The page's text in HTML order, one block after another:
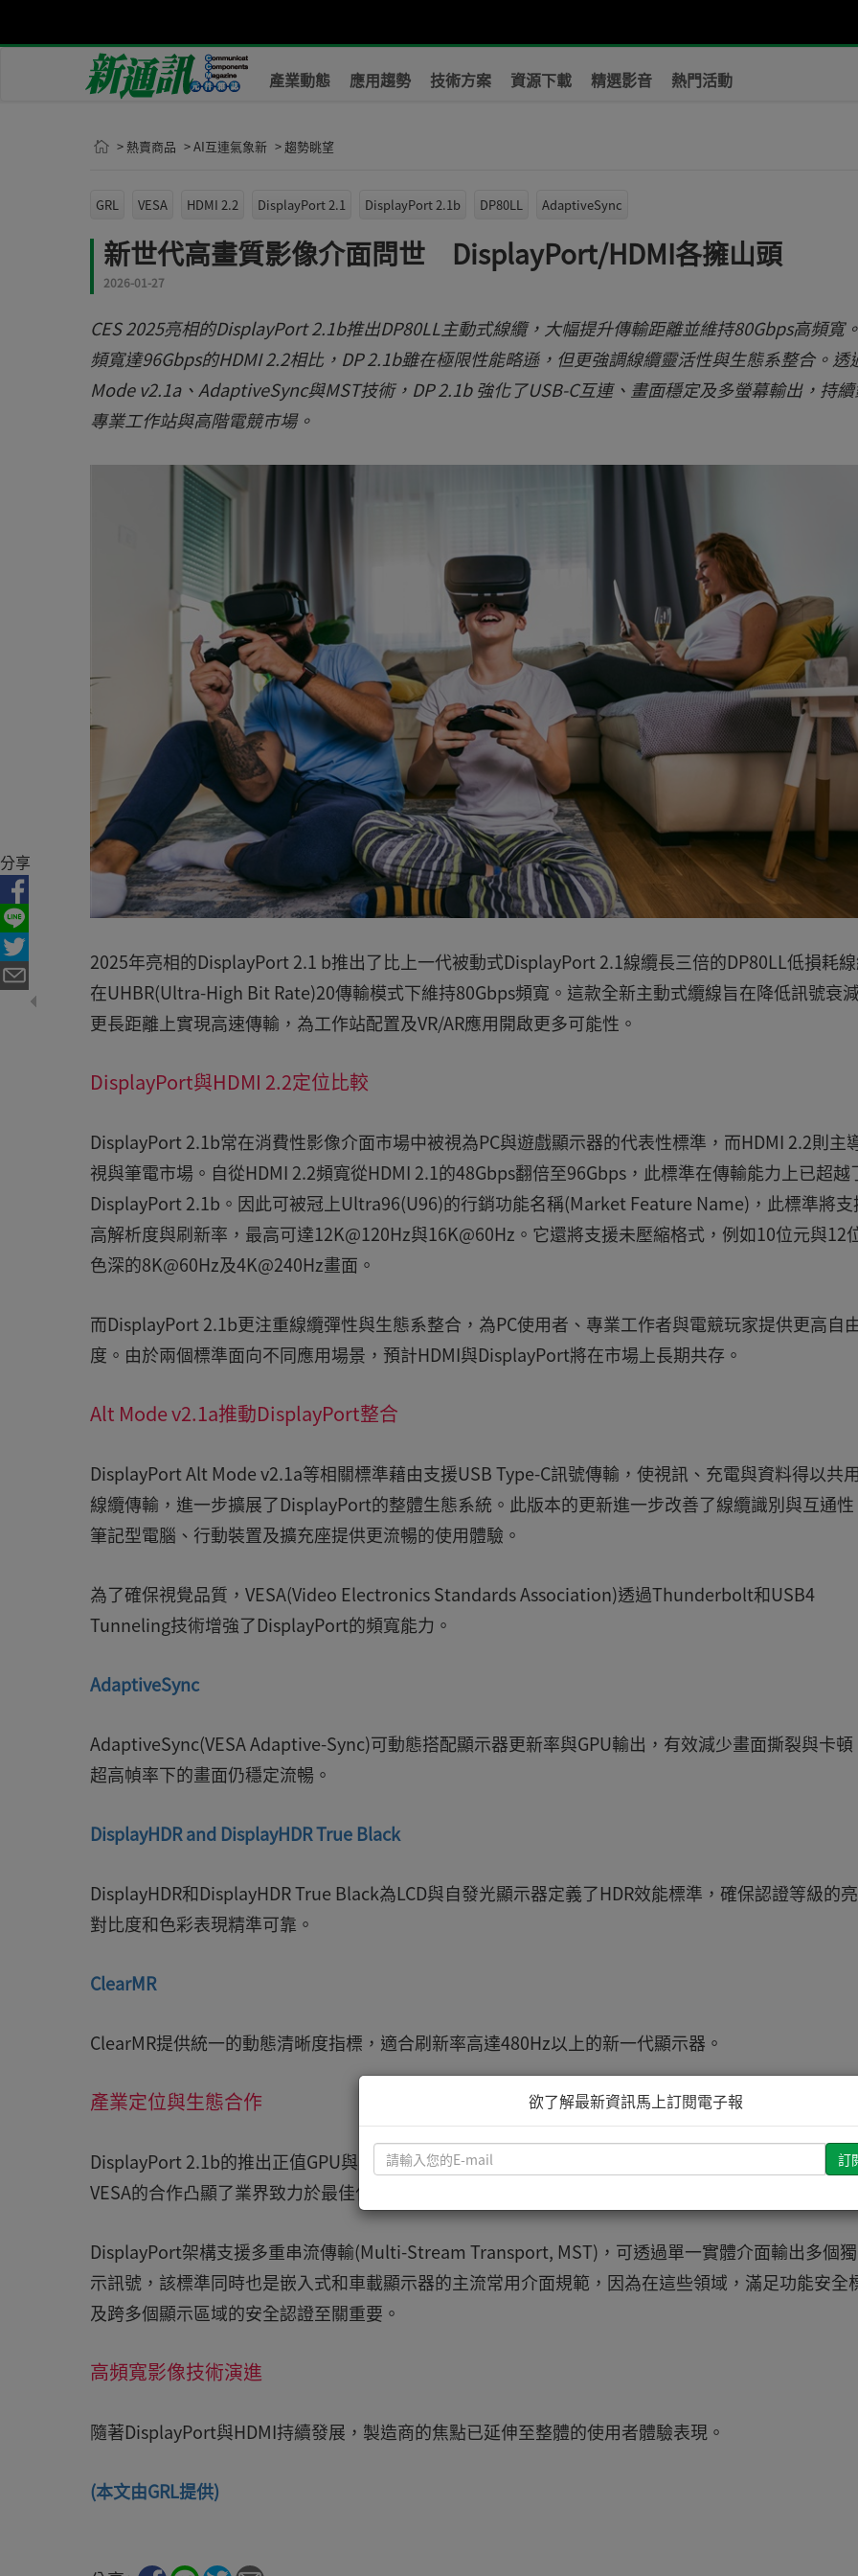
產業動態 應用趨勢 技術方案 資源下載 精選影音 熱門活動
> 熱賣商品 > AI互連氣象新 > 趨勢眺望
GRL VESA HDMI 2.2 DisplayPort 2.1 DisplayPort 2.1b DP80LL AdaptiveSync
新世代高畫質影像介面問世 DisplayPort/HDMI各擁山頭
2026-01-27
CES 2025亮相的DisplayPort 2.1b推出DP80LL主動式線纜，大幅提升傳輸距離並維持80Gbps高頻寬
頻寬達96Gbps的HDMI 2.2相比，DP 2.1b雖在極限性能略遜，但更強調線纜靈活性與生態系整合。透
Mode v2.1a、AdaptiveSync與MST技術，DP 2.1b 強化了USB-C互連、畫面穩定及多螢幕輸出，持
專業工作站與高階電競市場。
2025年亮相的DisplayPort 2.1 b推出了比上一代被動式DisplayPort 2.1線纜長三倍的DP80LL低損耗線
在UHBR(Ultra-High Bit Rate)20傳輸模式下維持80Gbps頻寬。這款全新主動式纜線旨在降低訊號衰
更長距離上實現高速傳輸，為工作站配置及VR/AR應用開啟更多可能性。
DisplayPort與HDMI 2.2定位比較
DisplayPort 2.1b常在消費性影像介面市場中被視為PC與遊戲顯示器的代表性標準，而HDMI 2.2則主
視與筆電市場。自從HDMI 2.2頻寬從HDMI 2.1的48Gbps翻倍至96Gbps，此標準在傳輸能力上已超越
DisplayPort 2.1b。因此可被冠上Ultra96(U96)的行銷功能名稱(Market Feature Name)，此標準將支
高解析度與刷新率，最高可達12K@120Hz與16K@60Hz。它還將支援未壓縮格式，例如10位元與12
色深的8K@60Hz及4K@240Hz畫面。
而DisplayPort 2.1b更注重線纜彈性與生態系整合，為PC使用者、專業工作者與電競玩家提供更高自
度。由於兩個標準面向不同應用場景，預計HDMI與DisplayPort將在市場上長期共存。
Alt Mode v2.1a推動DisplayPort整合
DisplayPort Alt Mode v2.1a等相關標準藉由支援USB Type-C訊號傳輸，使視訊、充電與資料得以共
線纜傳輸，進一步擴展了DisplayPort的整體生態系統。此版本的更新進一步改善了線纜識別與互通
筆記型電腦、行動裝置及擴充座提供更流暢的使用體驗。
為了確保視覺品質，VESA(Video Electronics Standards Association)透過Thunderbolt和USB4
Tunneling技術增強了DisplayPort的頻寬能力。
AdaptiveSync
AdaptiveSync(VESA Adaptive-Sync)可動態搭配顯示器更新率與GPU輸出，有效減少畫面撕裂與卡頓
超高幀率下的畫面仍穩定流暢。
DisplayHDR and DisplayHDR True Black
DisplayHDR和DisplayHDR True Black為LCD與自發光顯示器定義了HDR效能標準，確保認證等級的亮
對比度和色彩表現精準可靠。
ClearMR
ClearMR提供統一的動態清晰度指標，適合刷新率高達480Hz以上的新一代顯示器。
產業定位與生態合作
DisplayPort 2.1b的推出正值GPU與顯示器競相支援下一代遊戲及專業工作流程的關鍵時期。NVIDIA
VESA的合作凸顯了業界致力於最佳化GPU與DP80LL線纜UHBR20的決心。
DisplayPort架構支援多重串流傳輸(Multi-Stream Transport, MST)，可透過單一實體介面輸出多個
示訊號，該標準同時也是嵌入式和車載顯示器的主流常用介面規範，因為在這些領域，滿足功能安全
及跨多個顯示區域的安全認證至關重要。
高頻寬影像技術演進
隨著DisplayPort與HDMI持續發展，製造商的焦點已延伸至整體的使用者體驗表現。
(本文由GRL提供)
分享
欲了解最新資訊馬上訂閱電子報
輸
您
的
mail